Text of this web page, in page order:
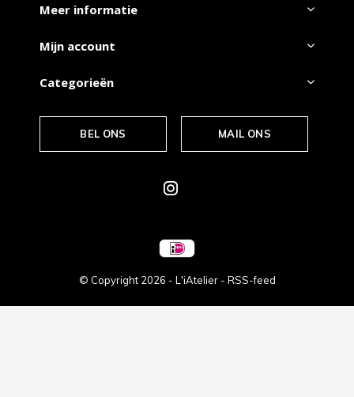
Meer informatie
Mijn account
Categorieën
BEL ONS MAIL ONS
© Copyright 2026 - L'iAtelier - RSS-feed